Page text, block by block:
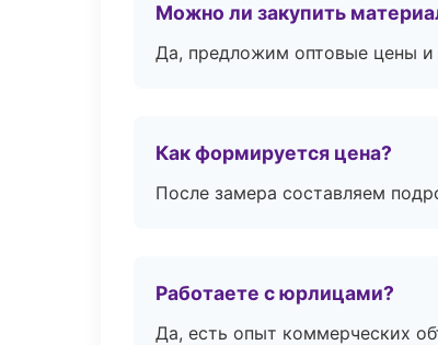
Можно ли закупить
Да, предложим оптовые цены и
Как формируется цена?
После замера составляем
Работаете с юрлицами?
Да, есть опыт коммерческих